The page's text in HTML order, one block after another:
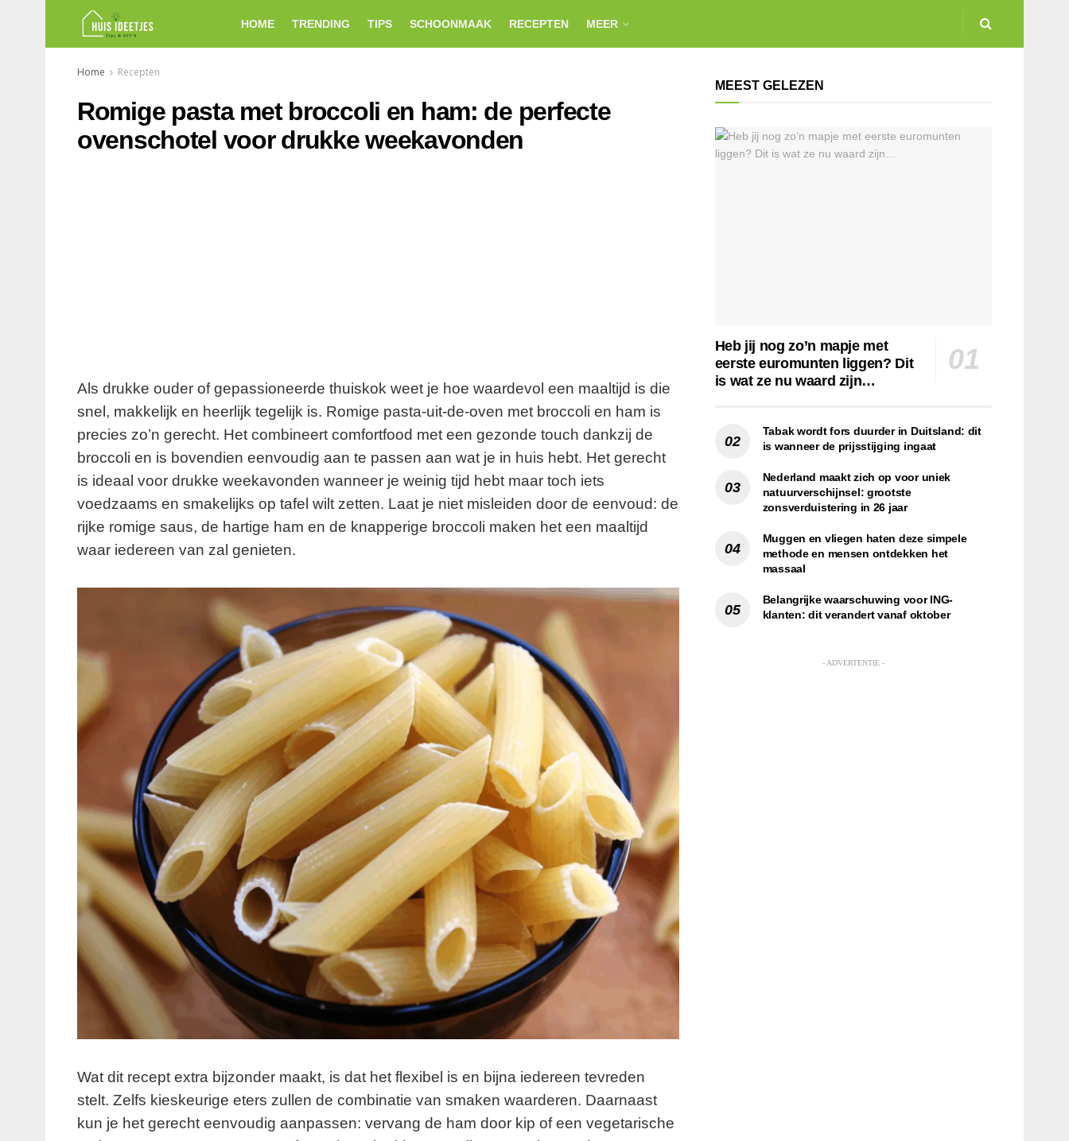
HOME TRENDING TIPS SCHOONMAAK RECEPTEN MEER
Home Recepten
Romige pasta met broccoli en ham: de perfecte
ovenschotel voor drukke weekavonden
Als drukke ouder of gepassioneerde thuiskok weet je hoe waardevol een maaltijd is die
snel, makkelijk en heerlijk tegelijk is. Romige pasta-uit-de-oven met broccoli en ham is
precies zo’n gerecht. Het combineert comfortfood met een gezonde touch dankzij de
broccoli en is bovendien eenvoudig aan te passen aan wat je in huis hebt. Het gerecht
is ideaal voor drukke weekavonden wanneer je weinig tijd hebt maar toch iets
voedzaams en smakelijks op tafel wilt zetten. Laat je niet misleiden door de eenvoud: de
rijke romige saus, de hartige ham en de knapperige broccoli maken het een maaltijd
waar iedereen van zal genieten.
Wat dit recept extra bijzonder maakt, is dat het flexibel is en bijna iedereen tevreden
stelt. Zelfs kieskeurige eters zullen de combinatie van smaken waarderen. Daarnaast
kun je het gerecht eenvoudig aanpassen: vervang de ham door kip of een vegetarische
MEEST GELEZEN
Heb jij nog zo’n mapje met
eerste euromunten liggen? Dit
is wat ze nu waard zijn…
Tabak wordt fors duurder in Duitsland: dit
is wanneer de prijsstijging ingaat
Nederland maakt zich op voor uniek
natuurverschijnsel: grootste
zonsverduistering in 26 jaar
Muggen en vliegen haten deze simpele
methode en mensen ontdekken het
massaal
Belangrijke waarschuwing voor ING-
klanten: dit verandert vanaf oktober
- ADVERTENTIE -